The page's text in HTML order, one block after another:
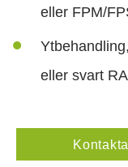
eller FPM/
eller svart